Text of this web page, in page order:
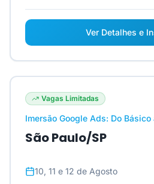
Ver Detalhes e
Vagas Limitadas
Imersão Google Ads: Do Básico
São Paulo/SP
10, 11 e 12 de Agosto